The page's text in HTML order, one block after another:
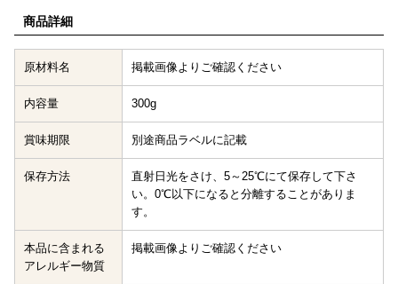
商品詳細
原材料名 掲載画像よりご確認ください
内容量 300g
賞味期限 別途商品ラベルに記載
保存方法
直射日光をさけ、5～25℃にて保存して下さ
い。0℃以下になると分離することがありま
す。
本品に含まれる
アレルギー物質
掲載画像よりご確認ください